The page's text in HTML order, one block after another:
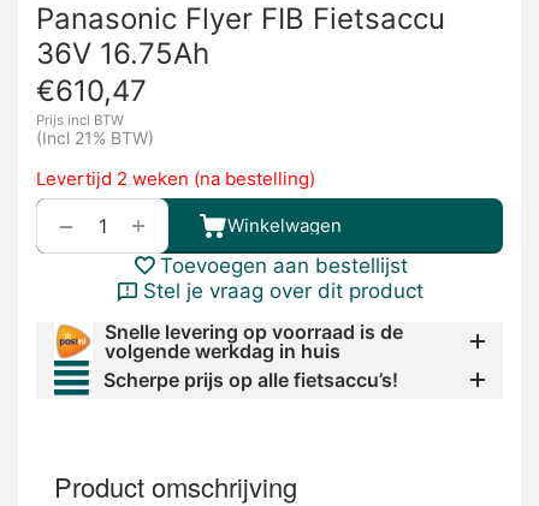
Panasonic Flyer FIB Fietsaccu
36V 16.75Ah
€610,47
Prijs incl BTW
(Incl 21% BTW)
Levertijd 2 weken (na bestelling)
+
− Winkelwagen
Toevoegen aan bestellijst
Stel je vraag over dit product
Snelle levering op voorraad is de
volgende werkdag in huis
Scherpe prijs op alle fietsaccu’s!
Product omschrijving